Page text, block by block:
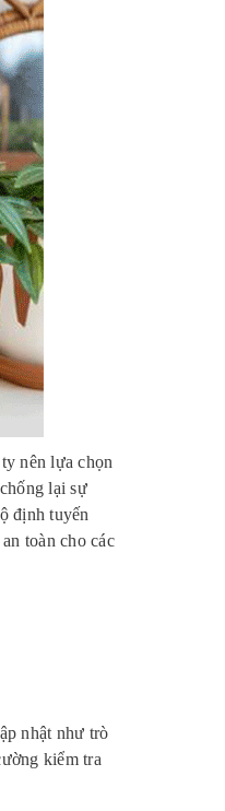
nên lựa chọn
lại sự
định tuyến
toàn cho các
nhật như trò
kiểm tra